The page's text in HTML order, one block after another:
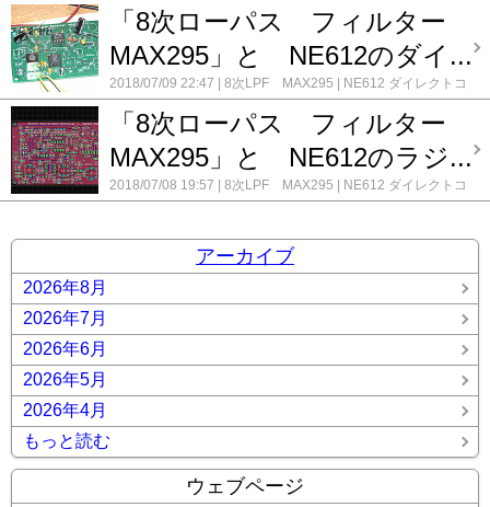
「8次ローパス フィルター
MAX295」と NE612のダイ...
2018/07/09 22:47 8次LPF MAX295
NE612 ダイレクトコ
ンバージョン受信機基板
コメント(0)
「8次ローパス フィルター
MAX295」と NE612のラジ...
2018/07/08 19:57 8次LPF MAX295
NE612 ダイレクトコ
ンバージョン受信機基板
コメント(0)
アーカイブ
2026年8月
2026年7月
2026年6月
2026年5月
2026年4月
もっと読む
ウェブページ